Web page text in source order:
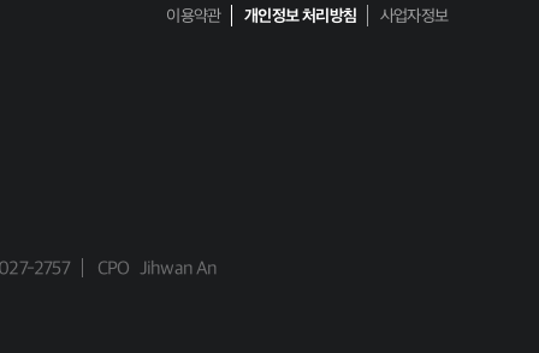
이용약관 개인정보 처리방침 사업자정보
2757 CPO Jihwan An